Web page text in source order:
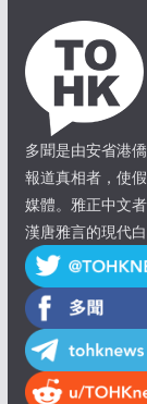
多聞是由安省港
報道真相者，使
媒體。雅正中文
漢唐雅言的現代白